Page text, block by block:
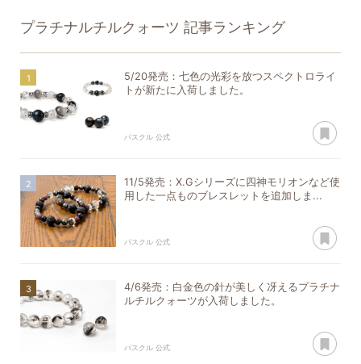
プラチナルチルクォーツ 記事ランキング
5/20発売：七色の光彩を放つスペクトロライ
トが新たに入荷しました。
パスクル 公式
11/5発売：X.Gシリーズに四神モリオンなど使
用した一点ものブレスレットを追加しま...
パスクル 公式
4/6発売：白金色の針が美しく冴えるプラチナ
ルチルクォーツが入荷しました。
パスクル 公式